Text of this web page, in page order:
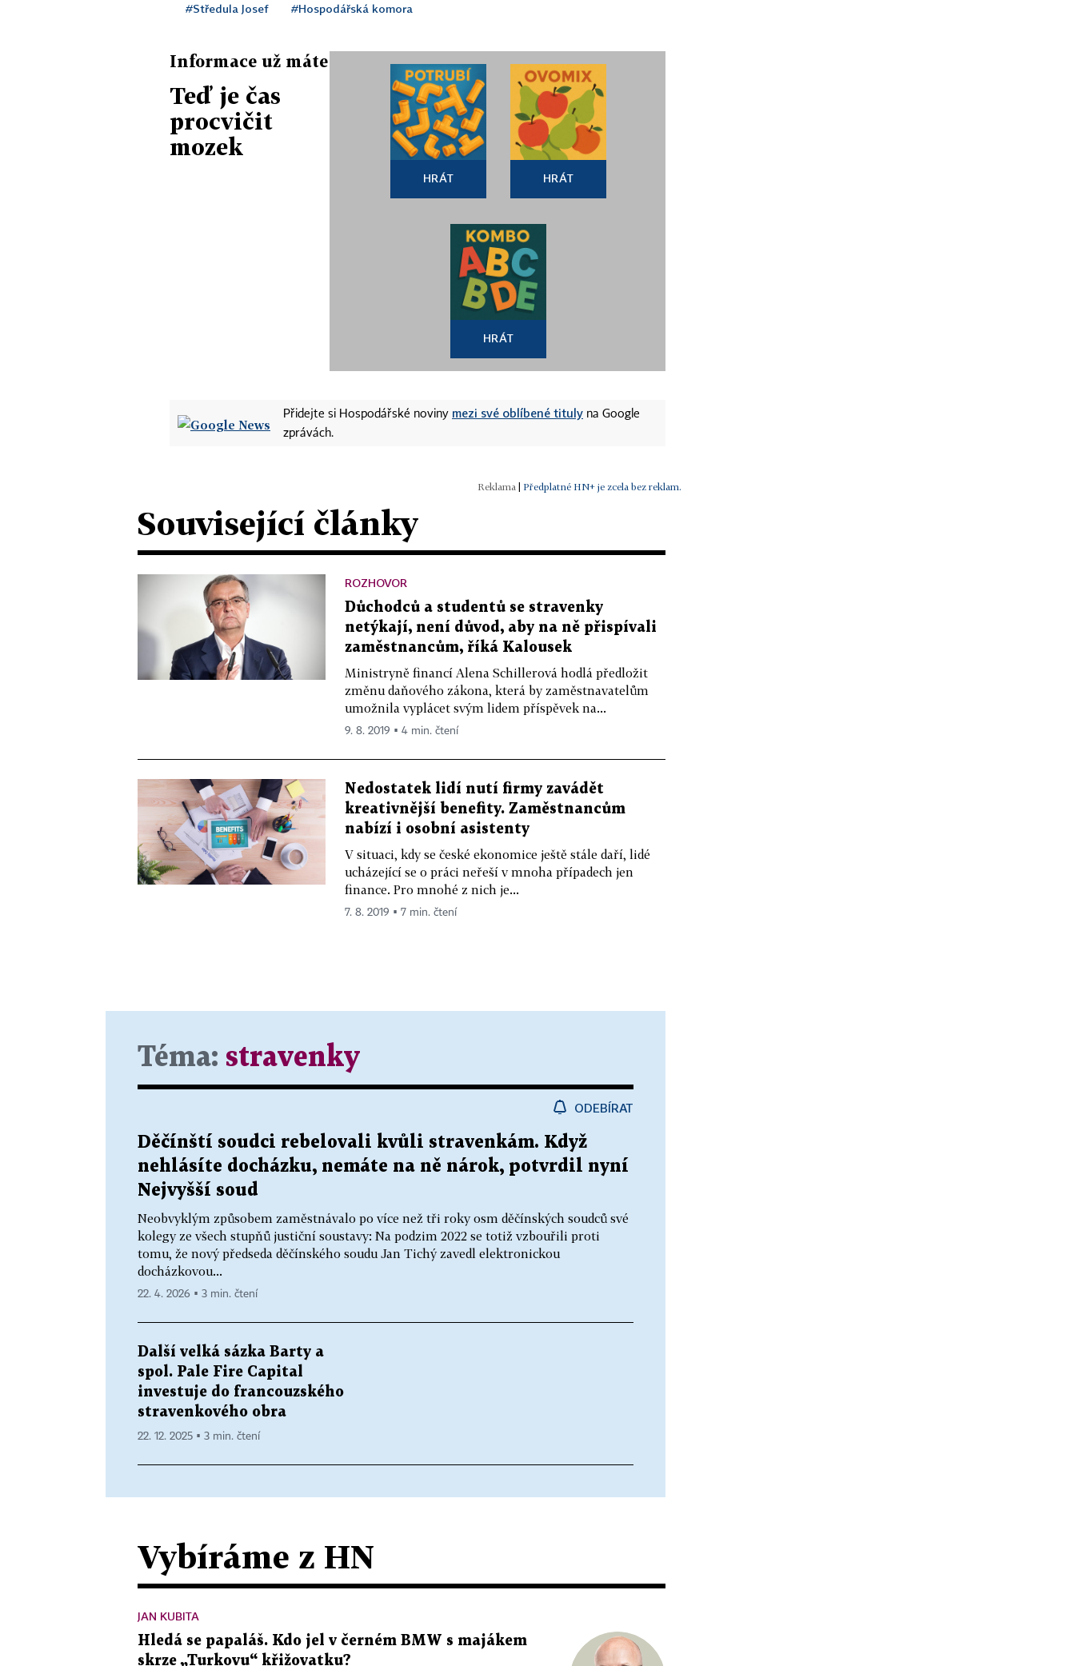
#Středula Josef #Hospodářská komora
Informace už máte
Teď je čas
procvičit
mozek
HRÁT HRÁT
HRÁT
Přidejte si Hospodářské noviny mezi své oblíbené tituly na Google
zprávách.
| Předplatné HN+ je zcela bez reklam.
Související články
ROZHOVOR
Důchodců a studentů se stravenky
netýkají, není důvod, aby na ně přispívali
zaměstnancům, říká Kalousek
Ministryně financí Alena Schillerová hodlá předložit
změnu daňového zákona, která by zaměstnavatelům
umožnila vyplácet svým lidem příspěvek na...
9. 8. 2019 ▪ 4 min. čtení
Nedostatek lidí nutí firmy zavádět
kreativnější benefity. Zaměstnancům
nabízí i osobní asistenty
V situaci, kdy se české ekonomice ještě stále daří, lidé
ucházející se o práci neřeší v mnoha případech jen
finance. Pro mnohé z nich je...
7. 8. 2019 ▪ 7 min. čtení
Téma: stravenky
ODEBÍRAT
Děčínští soudci rebelovali kvůli stravenkám. Když
nehlásíte docházku, nemáte na ně nárok, potvrdil nyní
Nejvyšší soud
Neobvyklým způsobem zaměstnávalo po více než tři roky osm děčínských soudců své
kolegy ze všech stupňů justiční soustavy: Na podzim 2022 se totiž vzbouřili proti
tomu, že nový předseda děčínského soudu Jan Tichý zavedl elektronickou
docházkovou...
22. 4. 2026 ▪ 3 min. čtení
Další velká sázka Barty a
spol. Pale Fire Capital
investuje do francouzského
stravenkového obra
22. 12. 2025 ▪ 3 min. čtení
Vybíráme z HN
JAN KUBITA
Hledá se papaláš. Kdo jel v černém BMW s majákem
skrze „Turkovu“ křižovatku?